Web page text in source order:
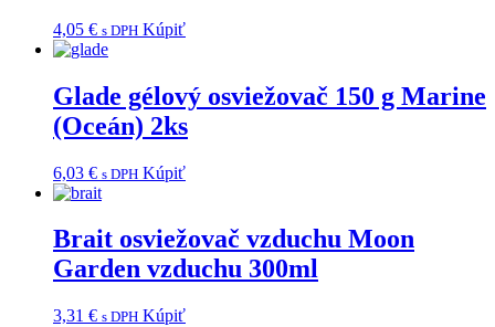
4,05 € s DPH Kúpiť
Glade gélový osviežovač 150 g Marine
(Oceán) 2ks
6,03 € s DPH Kúpiť
Brait osviežovač vzduchu Moon
Garden vzduchu 300ml
3,31 € s DPH Kúpiť